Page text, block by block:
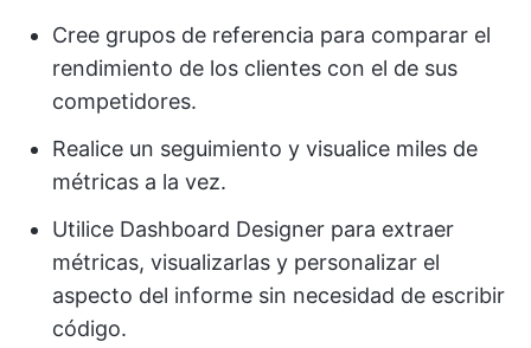
Cree grupos de referencia para comparar el
rendimiento de los clientes con el de sus
competidores.
Realice un seguimiento y visualice miles de
métricas a la vez.
Utilice Dashboard Designer para extraer
métricas, visualizarlas y personalizar el
aspecto del informe sin necesidad de escribir
código.